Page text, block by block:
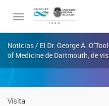
Toggle
Noticias / El Dr. George A.
of Medicine de Dartmouth, de
Visita